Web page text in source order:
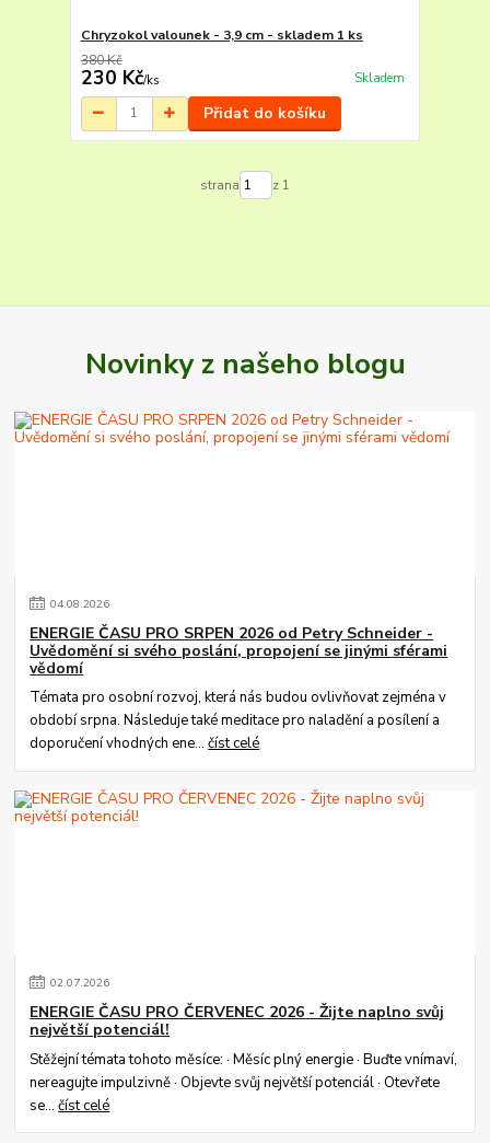
Chryzokol valounek - 3,9 cm - skladem 1 ks
380 Kč
230 Kč/ks Skladem
Přidat do košíku
strana z 1
Novinky z našeho blogu
04.08.2026
ENERGIE ČASU PRO SRPEN 2026 od Petry Schneider -
Uvědomění si svého poslání, propojení se jinými sférami
vědomí
Témata pro osobní rozvoj, která nás budou ovlivňovat zejména v
období srpna. Následuje také meditace pro naladění a posílení a
doporučení vhodných ene...číst celé
02.07.2026
ENERGIE ČASU PRO ČERVENEC 2026 - Žijte naplno svůj
největší potenciál!
Stěžejní témata tohoto měsíce: · Měsíc plný energie · Buďte vnímaví,
nereagujte impulzivně · Objevte svůj největší potenciál · Otevřete
se...číst celé